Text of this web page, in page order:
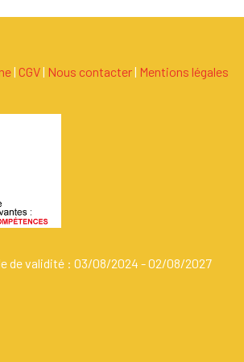
| CGV| Nous contacter| Mentions légales
de validité : 03/08/2024 - 02/08/2027